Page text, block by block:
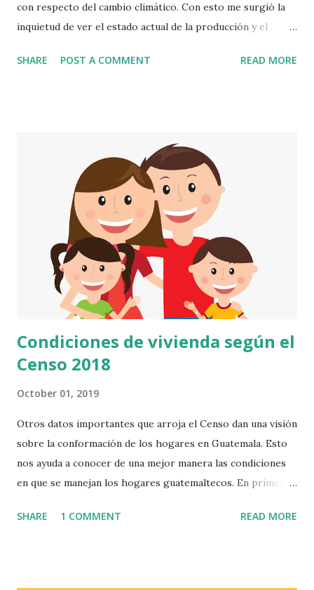
con respecto del cambio climático. Con esto me surgió la
inquietud de ver el estado actual de la producción y el
enfocamos en la energía que se consume en los hogares,
hogares guatemaltecos utilizan leña para cocinar.
Solamente un 1 % utiliza energía eléctrica para esto. Un 44
% utiliza gas propano, siendo el departamento de
Guatemala el que presenta el mayor consumo de este
recurso. Por otro lado, la mayoría de hogares del altiplano
del país utilizan leña para cocinar, en donde en algunos
municipios se llega a casi el 90 % de los hogares. Cabe
destacar que cocinar con leña está altamente relacionado
con la presencia de enfermedades respiratorias. Est...
SHARE POST A COMMENT READ MORE
Condiciones de vivienda según el
Censo 2018
October 01, 2019
Otros datos importantes que arroja el Censo dan una visión
sobre la conformación de los hogares en Guatemala. Esto
nos ayuda a conocer de una mejor manera las condiciones
en que se manejan los hogares guatemaltecos. En primer
se comparte en aproximadamente el 50% de los hogares
SHARE 1 COMMENT READ MORE